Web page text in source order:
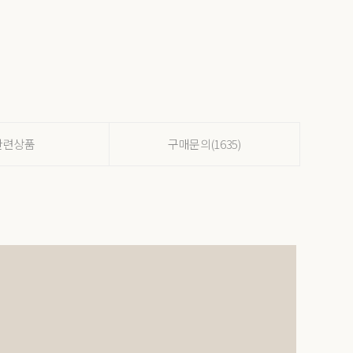
련상품 구매문의(1635)